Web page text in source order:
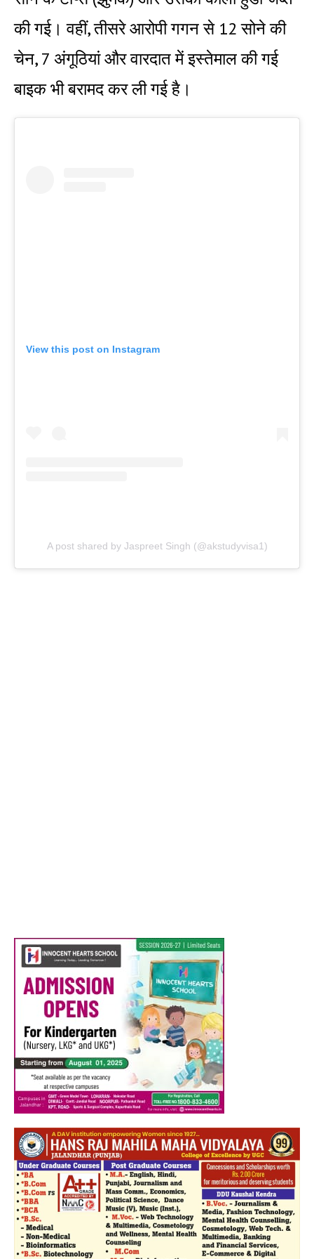
की गई। वहीं, तीसरे आरोपी गगन से 12 सोने की
चेन, 7 अंगूठियां और वारदात में इस्तेमाल की गई
बाइक भी बरामद कर ली गई है।
View this post on Instagram
A post shared by Jaspreet Singh (@akstudyvisa1)